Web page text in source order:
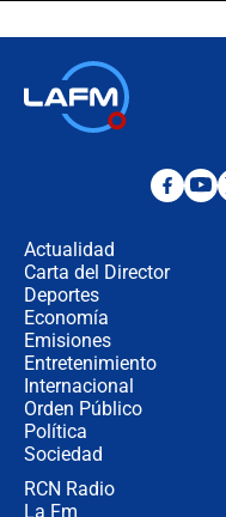
Actualidad
Carta del Director
Deportes
Economía
Emisiones
Entretenimiento
Internacional
Orden Público
Política
Sociedad
RCN Radio
La Fm